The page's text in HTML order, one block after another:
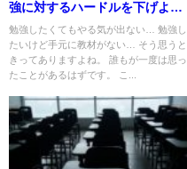
強に対するハードルを下げよ
う】
勉強したくてもやる気が出ない… 勉強し
たいけど手元に教材がない… そう思うと
きってありますよね。 誰もが一度は思っ
たことがあるはずです。 こ...